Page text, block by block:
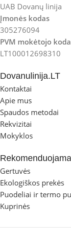
UAB Dovanų linija
Įmonės kodas
305276094
PVM mokėtojo
LT100012698310
Dovanulinija.LT
Kontaktai
Apie mus
Spaudos metodai
Rekvizitai
Mokyklos
Rekomenduojama
Gertuvės
Ekologiškos prekės
Puodeliai ir termo
Kuprinės